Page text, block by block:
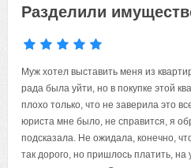
Разделили
Муж хотел выставить меня из
рада была уйти, но в покупке этой
плохо только, что не заверила это
юриста мне было, не справится, я
подсказала. Не ожидала, конечно,
так дорого, но пришлось платить, на